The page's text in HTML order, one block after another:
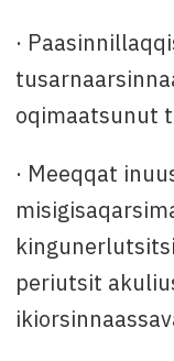
·
oqimaatsunut
· Meeqqat
periutsit